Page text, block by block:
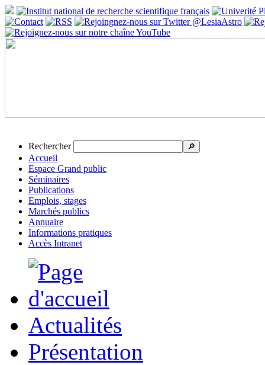
Rechercher 🔎
Accueil
Espace Grand public
Séminaires
Publications
Emplois, stages
Marchés publics
Annuaire
Informations pratiques
Accès Intranet
Actualités
Présentation